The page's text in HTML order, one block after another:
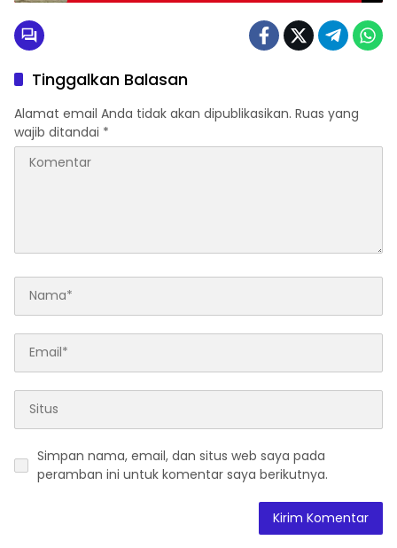
Tinggalkan Balasan
Alamat email Anda tidak akan dipublikasikan. Ruas yang
wajib ditandai *
Simpan nama, email, dan situs web saya pada
peramban ini untuk komentar saya berikutnya.